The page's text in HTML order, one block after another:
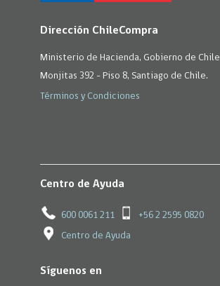
Dirección ChileCompra
Ministerio de Hacienda, Gobierno de Chile
Monjitas 392 - Piso 8, Santiago de Chile.
Términos y Condiciones
Centro de Ayuda
600 0061 211 +56 2 2595 0820
Centro de Ayuda
Síguenos en